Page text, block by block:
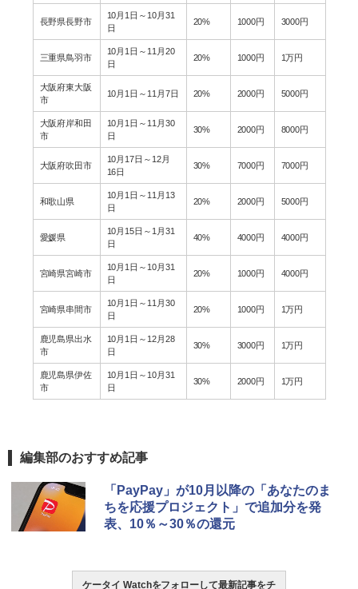
長野県長野市
10月1日～10月31
日
20% 1000円 3000円
三重県鳥羽市
10月1日～11月20
日
20% 1000円 1万円
大阪府東大阪
市
10月1日～11月7日 20% 2000円 5000円
大阪府岸和田
市
10月1日～11月30
日
30% 2000円 8000円
大阪府吹田市
10月17日～12月
16日
30% 7000円 7000円
和歌山県
10月1日～11月13
日
20% 2000円 5000円
愛媛県
10月15日～1月31
日
40% 4000円 4000円
宮崎県宮崎市
10月1日～10月31
日
20% 1000円 4000円
宮崎県串間市
10月1日～11月30
日
20% 1000円 1万円
鹿児島県出水
市
10月1日～12月28
日
30% 3000円 1万円
鹿児島県伊佐
市
10月1日～10月31
日
30% 2000円 1万円
編集部のおすすめ記事
「PayPay」が10月以降の「あなたのま
ちを応援プロジェクト」で追加分を発
表、10％～30％の還元
ケータイ Watchをフォローして最新記事をチ